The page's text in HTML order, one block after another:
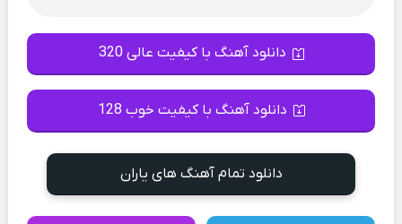
دانلود آهنگ با کیفیت عالی 320
دانلود آهنگ با کیفیت خوب 128
دانلود تمام آهنگ های یاران